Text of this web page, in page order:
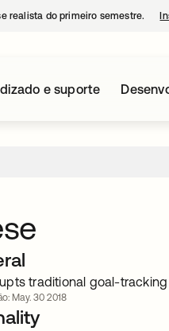
realista do primeiro semestre.
e suporte
traditional goal-
May. 30 2018